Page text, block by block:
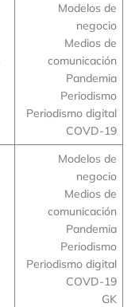
Modelos de
negocio
Medios de
comunicación
Pandemia
Periodismo
Periodismo digital
COVD-19
Modelos de
negocio
Medios de
comunicación
Pandemia
Periodismo
Periodismo digital
COVD-19
GK